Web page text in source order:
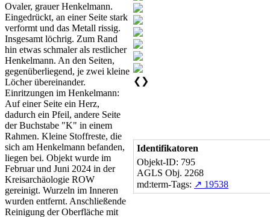
Ovaler, grauer Henkelmann.
Eingedrückt, an einer Seite stark
verformt und das Metall rissig.
Insgesamt löchrig. Zum Rand
hin etwas schmaler als restlicher
Henkelmann. An den Seiten,
gegenüberliegend, je zwei kleine
Löcher übereinander.
Einritzungen im Henkelmann:
Auf einer Seite ein Herz,
dadurch ein Pfeil, andere Seite
der Buchstabe "K" in einem
Rahmen. Kleine Stoffreste, die
sich am Henkelmann befanden,
liegen bei. Objekt wurde im
Februar und Juni 2024 in der
Kreisarchäologie ROW
gereinigt. Wurzeln im Inneren
wurden entfernt. Anschließende
Reinigung der Oberfläche mit
❮ ❯
Identifikatoren
Objekt-ID: 795
AGLS Obj. 2268
md:term-Tags: ↗ 19538